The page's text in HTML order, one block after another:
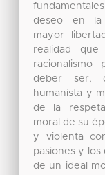
deseo en la
mayor
realidad
racionalismo
deber ser,
humanista y
de la
moral de su
y violenta
pasiones y los
de un ideal